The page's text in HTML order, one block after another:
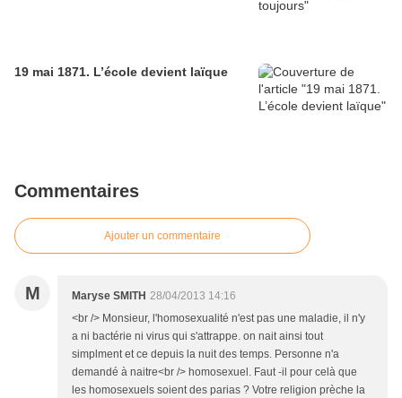
19 mai 1871. L’école devient laïque
Commentaires
Ajouter un commentaire
M Maryse SMITH 28/04/2013 14:16
<br /> Monsieur, l'homosexualité n'est pas une maladie, il n'y
a ni bactérie ni virus qui s'attrappe. on nait ainsi tout
simplment et ce depuis la nuit des temps. Personne n'a
demandé à naitre<br /> homosexuel. Faut -il pour celà que
les homosexuels soient des parias ? Votre religion prèche la